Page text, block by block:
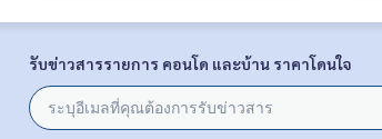
รับข่าวสารรายการ คอนโด และบ้าน ราคาโดนใจ